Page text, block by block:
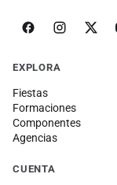
EXPLORA
Fiestas
Formaciones
Componentes
Agencias
CUENTA